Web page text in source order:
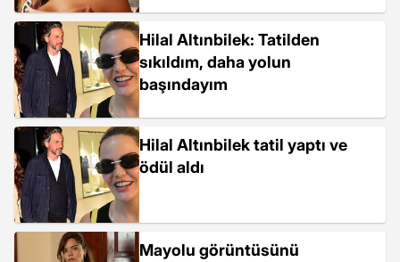
Hilal Altınbilek: Tatilden
sıkıldım, daha yolun
başındayım
Hilal Altınbilek tatil yaptı ve
ödül aldı
Mayolu görüntüsünü